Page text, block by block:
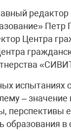
редактор
Петр
Центра
испытаниях
–
перспективы
образования